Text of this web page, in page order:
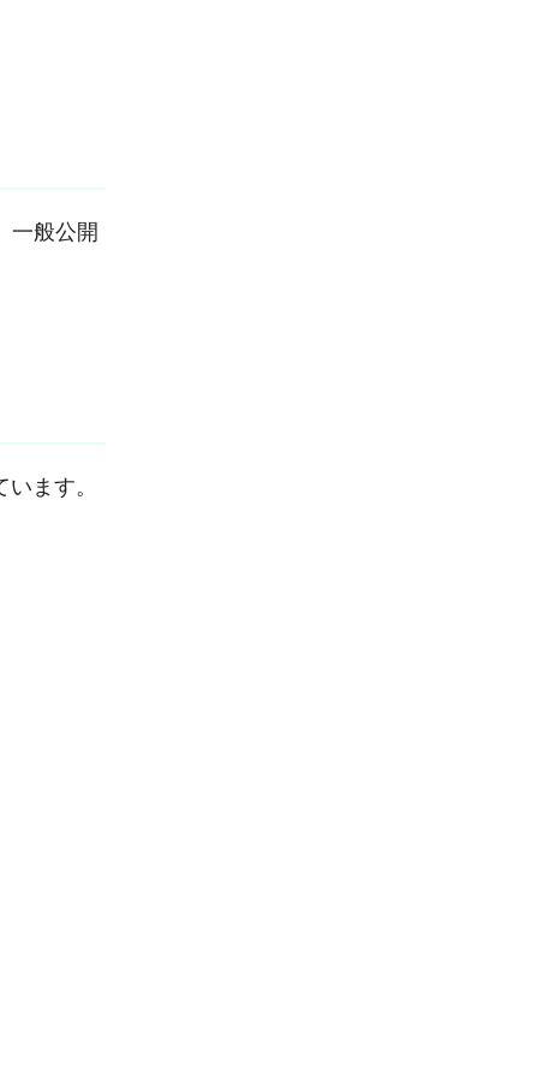
一般公開
ます。